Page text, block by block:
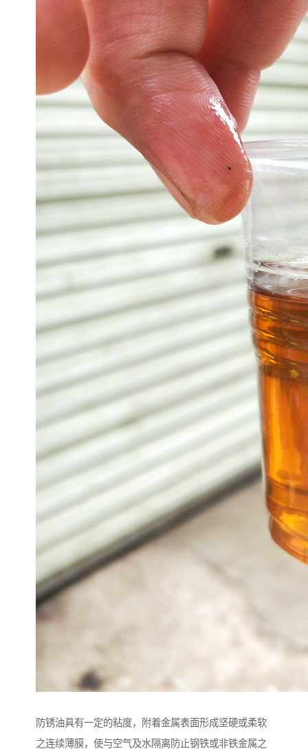
防锈油具有一定的粘度，附着金属表面形成坚硬或柔软
之连续薄膜，使与空气及水隔离防止钢铁或非铁金属之